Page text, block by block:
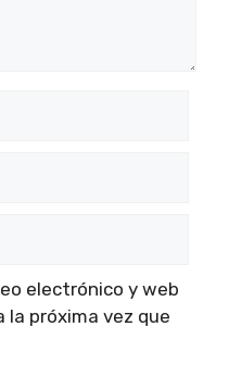
electrónico y web
la próxima vez que